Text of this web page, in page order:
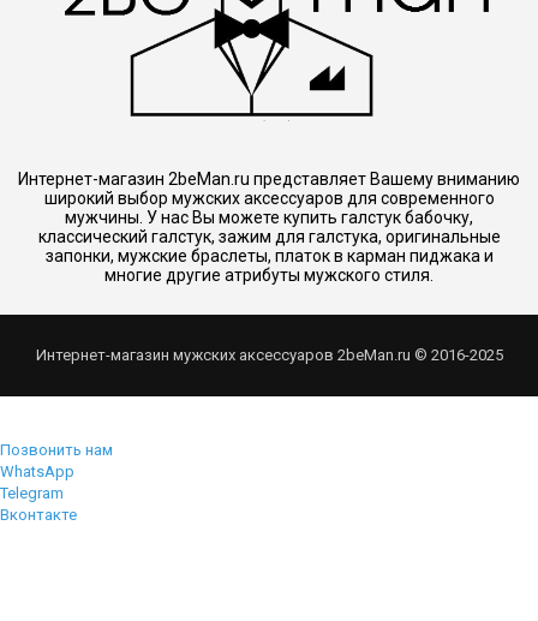
Интернет-магазин 2beMan.ru представляет Вашему вниманию
широкий выбор мужских аксессуаров для современного
мужчины. У нас Вы можете купить галстук бабочку,
классический галстук, зажим для галстука, оригинальные
запонки, мужские браслеты, платок в карман пиджака и
многие другие атрибуты мужского стиля.
Интернет-магазин мужских аксессуаров 2beMan.ru © 2016-2025
Позвонить нам
WhatsApp
Telegram
Вконтакте